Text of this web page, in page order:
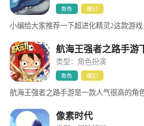
角色 魔幻
小编给大家推荐一下超进化精灵2这款游
航海王强者之路手游
类型：角色扮演
角色 魔幻
航海王强者之路手游是一款人气很高的角
像素时代